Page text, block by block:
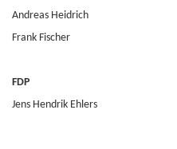
Andreas Heidrich
Frank Fischer
FDP
Jens Hendrik Ehlers